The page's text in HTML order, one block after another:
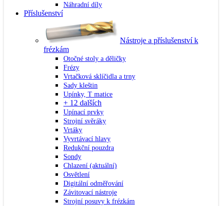
Náhradní díly
Příslušenství
Nástroje a příslušenství k
frézkám
Otočné stoly a děličky
Frézy
Vrtačková sklíčidla a trny
Sady kleštin
Upínky, T matice
+ 12 dalších
Upínací prvky
Strojní svěráky
Vrtáky
Vyvrtávací hlavy
Redukční pouzdra
Sondy
Chlazení (aktuální)
Osvětlení
Digitální odměřování
Závitovací nástroje
Strojní posuvy k frézkám